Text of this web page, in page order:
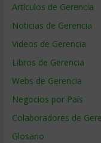
Artículos de Gerencia
Noticias de Gerencia
Videos de Gerencia
Libros de Gerencia
Webs de Gerencia
Negocios por País
Colaboradores de
Glosario